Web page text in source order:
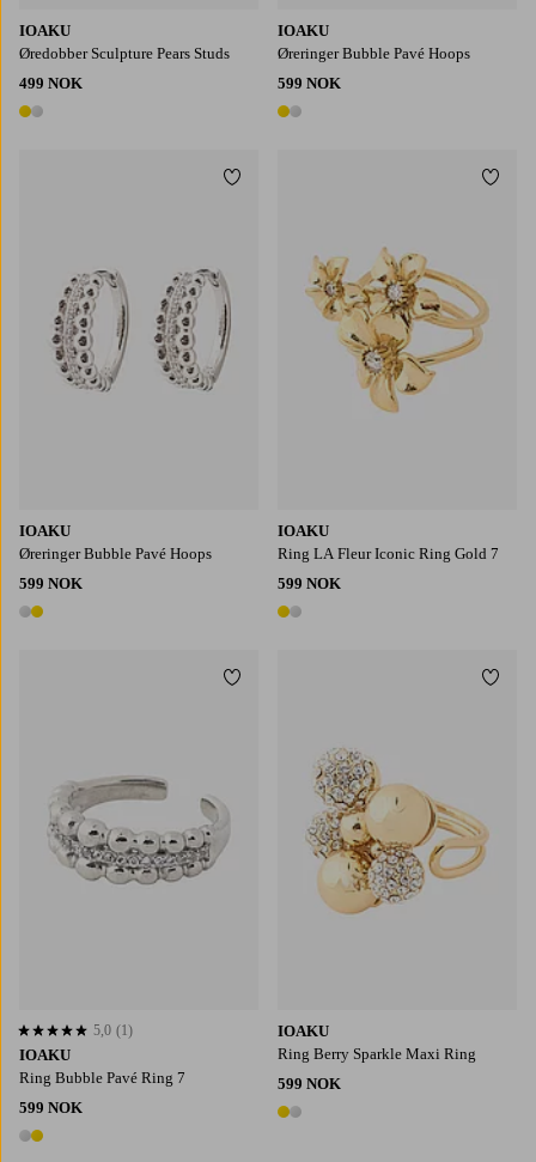
IOAKU
Øredobber Sculpture Pears Studs
499 NOK
2 farger
IOAKU
Øreringer Bubble Pavé Hoops
599 NOK
2 farger
IOAKU
Øreringer Bubble Pavé Hoops
599 NOK
2 farger
Legg til favoritter
IOAKU
Ring LA Fleur Iconic Ring Gold 7
599 NOK
2 farger
IOAKU
Ring Bubble Pavé Ring 7
599 NOK
2 farger
5,0 basert på 1 karaktergivninger
5,0 (1)
Legg til favoritter
IOAKU
Ring Berry Sparkle Maxi Ring
599 NOK
2 farger